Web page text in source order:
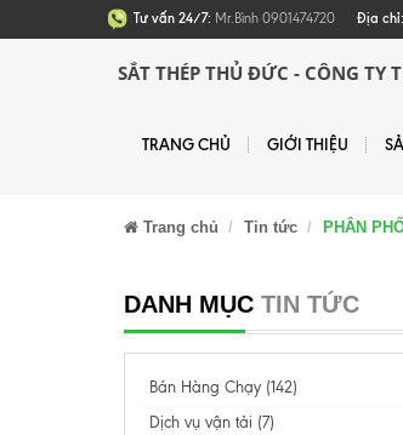
Tư vấn 24/7: Mr.Bình 0901474720 Địa chỉ:
SẮT THÉP THỦ ĐỨC - CÔNG TY
TRANG CHỦ GIỚI THIỆU
Trang chủ Tin tức PHÂN
DANH MỤC TIN TỨC
Bán Hàng Chạy (142)
Dịch vụ vận tải (7)